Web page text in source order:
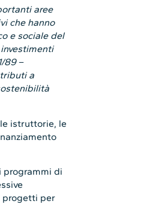
aree
che hanno
e sociale del
89–
a
istruttorie, le
programmi di
progetti per